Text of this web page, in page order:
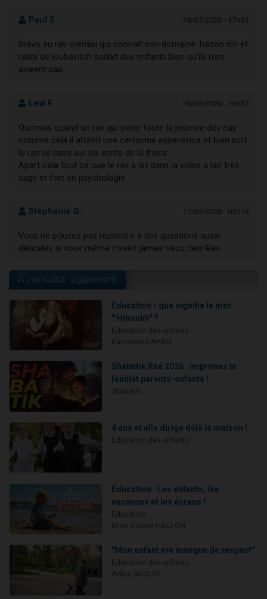
Paul S. 19/07/2020 - 17h55
bravo au rav cremisi qui connait son domaine. hazon ich et
rabbi de loubavitch parlait des enfants bien qu'ils n'en
avaient pas.
Levi F. 19/07/2020 - 13h57
Oui mais quand un rav qui traite toute la journee des cas
comme cela il atteint une certainne experience et bien surt
le rav se base sur les ecrits de la thora
Apart cela tout ce que le rav a dit dans la video a lair tres
sage et fort en psychologie
Stéphanie G. 17/07/2020 - 05h19
Vous ne pouvez pas répondre à des questions aussi
délicates si vous même n'avez jamais vécu ceci Rav.
A consulter également
Éducation - que signifie le mot
"’Hinoukh" ?
Shabatik Réé 2026 : imprimez le
feuillet parents-enfants !
4 ans et elle dirige déjà la maison !
Éducation : Les enfants, les
vacances et les écrans !
"Mon enfant me manque de respect"